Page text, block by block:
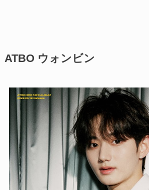
ATBO ウォンビン